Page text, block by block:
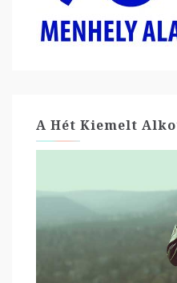
A Hét Kiemelt